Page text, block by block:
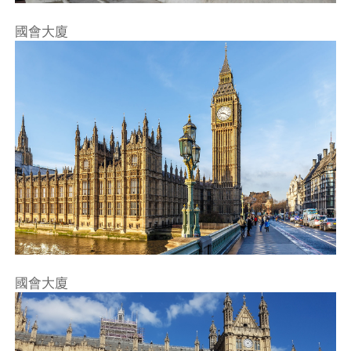
國會大廈
國會大廈
不再提醒 下載APP